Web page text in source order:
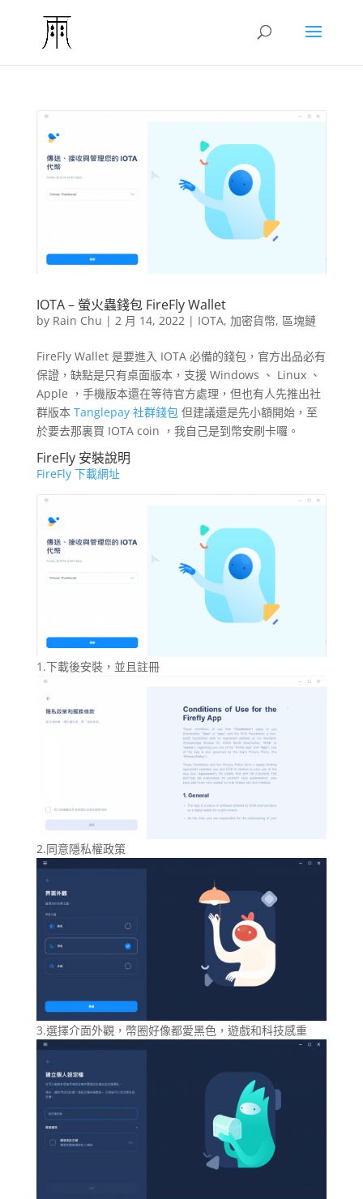
IOTA – 螢火蟲錢包 FireFly Wallet
by Rain Chu | 2 月 14, 2022 | IOTA, 加密貨幣, 區塊鏈
FireFly Wallet 是要進入 IOTA 必備的錢包，官方出品必有
保證，缺點是只有桌面版本，支援 Windows 、 Linux 、
Apple ，手機版本還在等待官方處理，但也有人先推出社
群版本 Tanglepay 社群錢包 但建議還是先小額開始，至
於要去那裏買 IOTA coin ，我自己是到幣安刷卡囉。
FireFly 安裝說明
FireFly 下載網址
1.下載後安裝，並且註冊
2.同意隱私權政策
3.選擇介面外觀，幣圈好像都愛黑色，遊戲和科技感重